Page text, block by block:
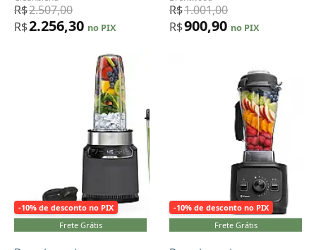
BLACK, Preto
R$2.507,00
R$2.256,30 no PIX
350W, 110V, Azul
R$1.001,00
R$900,90 no PIX
-10% de desconto no PIX
Frete Grátis
-10% de desconto no PIX
Frete Grátis